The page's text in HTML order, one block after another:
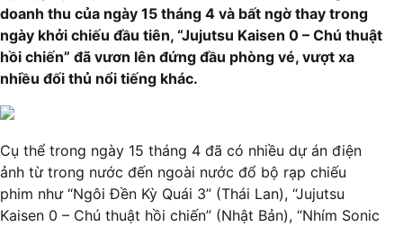
doanh thu của ngày 15 tháng 4 và bất ngờ thay trong
ngày khởi chiếu đầu tiên, “Jujutsu Kaisen 0 – Chú thuật
hồi chiến” đã vươn lên đứng đầu phòng vé, vượt xa
nhiều đối thủ nổi tiếng khác.
Cụ thể trong ngày 15 tháng 4 đã có nhiều dự án điện
ảnh từ trong nước đến ngoài nước đổ bộ rạp chiếu
phim như “Ngôi Đền Kỳ Quái 3” (Thái Lan), “Jujutsu
Kaisen 0 – Chú thuật hồi chiến” (Nhật Bản), “Nhím Sonic